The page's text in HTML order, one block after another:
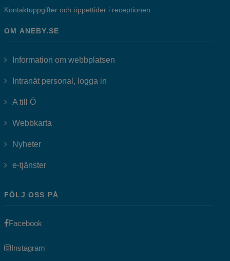
Kontaktuppgifter och öppettider i receptionen
OM ANEBY.SE
Information om webbplatsen
Intranät personal, logga in
A till Ö
Webbkarta
Nyheter
e-tjänsterLänk till annan webbplats, öppnas i nytt fönster.
FÖLJ OSS PÅ
Facebook
Instagram